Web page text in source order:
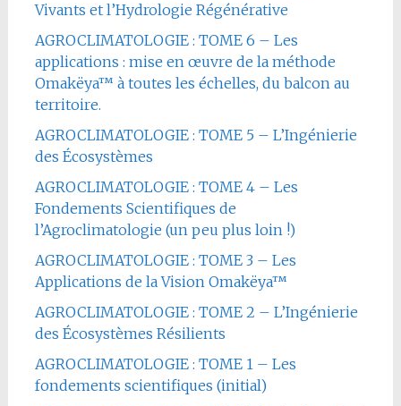
Vivants et l’Hydrologie Régénérative
AGROCLIMATOLOGIE : TOME 6 – Les
applications : mise en œuvre de la méthode
Omakëya™ à toutes les échelles, du balcon au
territoire.
AGROCLIMATOLOGIE : TOME 5 – L’Ingénierie
des Écosystèmes
AGROCLIMATOLOGIE : TOME 4 – Les
Fondements Scientifiques de
l’Agroclimatologie (un peu plus loin !)
AGROCLIMATOLOGIE : TOME 3 – Les
Applications de la Vision Omakëya™
AGROCLIMATOLOGIE : TOME 2 – L’Ingénierie
des Écosystèmes Résilients
AGROCLIMATOLOGIE : TOME 1 – Les
fondements scientifiques (initial)